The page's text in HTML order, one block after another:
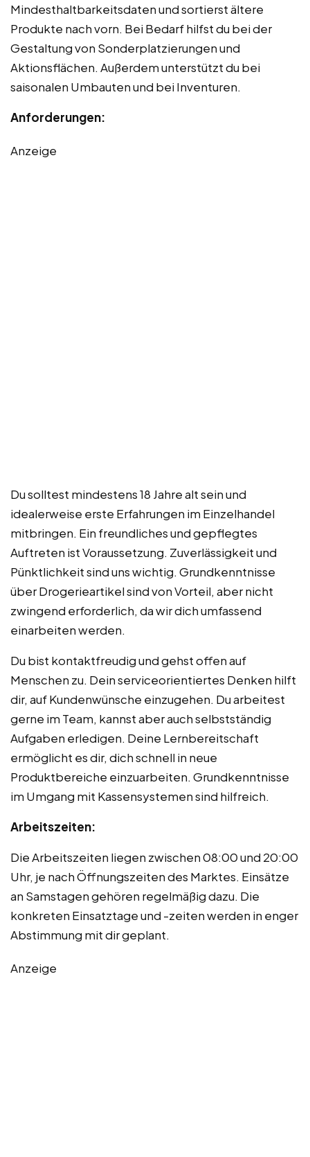
Mindesthaltbarkeitsdaten und sortierst ältere
Produkte nach vorn. Bei Bedarf hilfst du bei der
Gestaltung von Sonderplatzierungen und
Aktionsflächen. Außerdem unterstützt du bei
saisonalen Umbauten und bei Inventuren.
Anforderungen:
Anzeige
Du solltest mindestens 18 Jahre alt sein und
idealerweise erste Erfahrungen im Einzelhandel
mitbringen. Ein freundliches und gepflegtes
Auftreten ist Voraussetzung. Zuverlässigkeit und
Pünktlichkeit sind uns wichtig. Grundkenntnisse
über Drogerieartikel sind von Vorteil, aber nicht
zwingend erforderlich, da wir dich umfassend
einarbeiten werden.
Du bist kontaktfreudig und gehst offen auf
Menschen zu. Dein serviceorientiertes Denken hilft
dir, auf Kundenwünsche einzugehen. Du arbeitest
gerne im Team, kannst aber auch selbstständig
Aufgaben erledigen. Deine Lernbereitschaft
ermöglicht es dir, dich schnell in neue
Produktbereiche einzuarbeiten. Grundkenntnisse
im Umgang mit Kassensystemen sind hilfreich.
Arbeitszeiten:
Die Arbeitszeiten liegen zwischen 08:00 und 20:00
Uhr, je nach Öffnungszeiten des Marktes. Einsätze
an Samstagen gehören regelmäßig dazu. Die
konkreten Einsatztage und -zeiten werden in enger
Abstimmung mit dir geplant.
Anzeige